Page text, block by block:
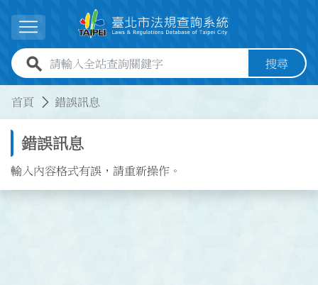
展開選單
全站查詢關鍵字欄位 搜尋
首頁 錯誤訊息
錯誤訊息
輸入內容格式有誤，請重新操作。